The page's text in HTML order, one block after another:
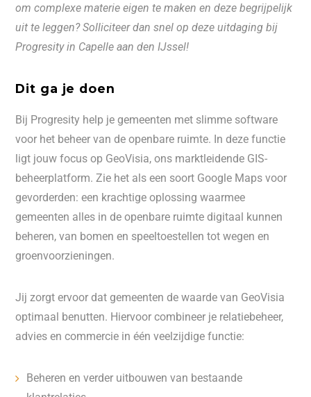
om complexe materie eigen te maken en deze begrijpelijk
uit te leggen? Solliciteer dan snel op deze uitdaging bij
Progresity in Capelle aan den IJssel!
Dit ga je doen
Bij Progresity help je gemeenten met slimme software
voor het beheer van de openbare ruimte. In deze functie
ligt jouw focus op GeoVisia, ons marktleidende GIS-
beheerplatform. Zie het als een soort Google Maps voor
gevorderden: een krachtige oplossing waarmee
gemeenten alles in de openbare ruimte digitaal kunnen
beheren, van bomen en speeltoestellen tot wegen en
groenvoorzieningen.
Jij zorgt ervoor dat gemeenten de waarde van GeoVisia
optimaal benutten. Hiervoor combineer je relatiebeheer,
advies en commercie in één veelzijdige functie:
Beheren en verder uitbouwen van bestaande